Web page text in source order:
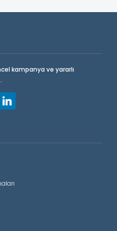
kampanya ve yararlı
linkedin